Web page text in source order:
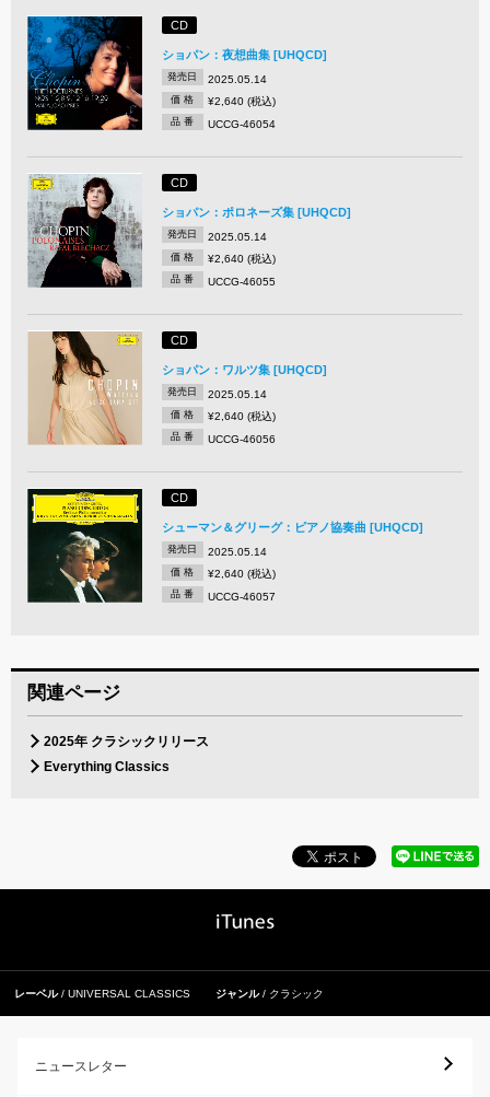
CD
ショパン：夜想曲集 [UHQCD]
発売日 2025.05.14
価 格 ¥2,640 (税込)
品 番 UCCG-46054
CD
ショパン：ポロネーズ集 [UHQCD]
発売日 2025.05.14
価 格 ¥2,640 (税込)
品 番 UCCG-46055
CD
ショパン：ワルツ集 [UHQCD]
発売日 2025.05.14
価 格 ¥2,640 (税込)
品 番 UCCG-46056
CD
シューマン＆グリーグ：ピアノ協奏曲 [UHQCD]
発売日 2025.05.14
価 格 ¥2,640 (税込)
品 番 UCCG-46057
関連ページ
2025年 クラシックリリース
Everything Classics
レーベル UNIVERSAL CLASSICS ジャンル クラシック
ニュースレター